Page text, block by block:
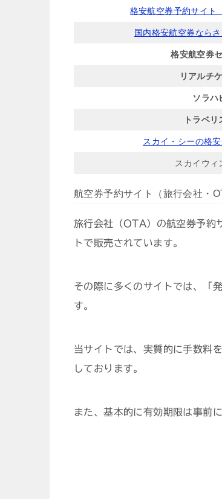
格安航空券予約サイ
国内格安航空券なら
格安航空券
リアルチ
ソラハ
トラベリ
スカイ・シーの格
スカイウィ
航空券予約サイト（旅行会社
旅行会社（OTA）の航空券予約
トで販売されています。
その際に多くのサイトでは、「
す。
当サイトでは、実質的に手数料
しております。
また、基本的に有効期限は事前